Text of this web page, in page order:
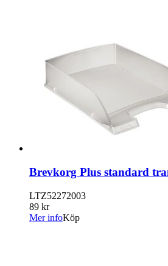
Brevkorg Plus standard
LTZ52272003
89 kr
Mer infoKöp